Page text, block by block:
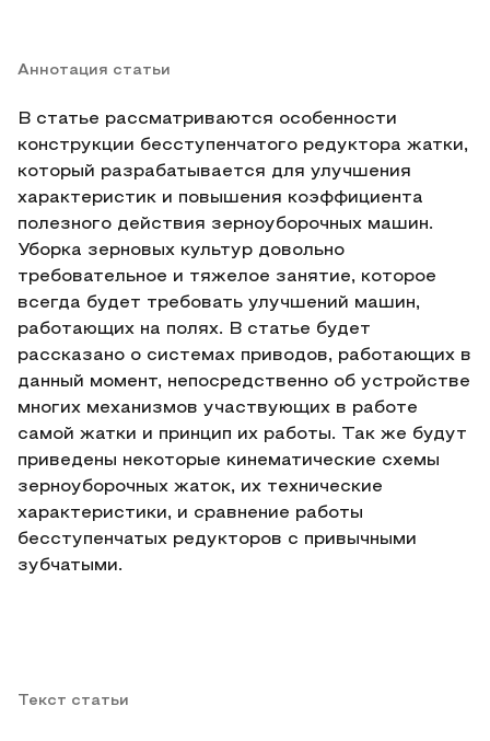
Аннотация статьи
В статье рассматриваются особенности
конструкции бесступенчатого редуктора жатки,
который разрабатывается для улучшения
характеристик и повышения коэффициента
полезного действия зерноуборочных машин.
Уборка зерновых культур довольно
требовательное и тяжелое занятие, которое
всегда будет требовать улучшений машин,
работающих на полях. В статье будет
рассказано о системах приводов, работающих в
данный момент, непосредственно об устройстве
многих механизмов участвующих в работе
самой жатки и принцип их работы. Так же будут
приведены некоторые кинематические схемы
зерноуборочных жаток, их технические
характеристики, и сравнение работы
бесступенчатых редукторов с привычными
зубчатыми.
Текст статьи